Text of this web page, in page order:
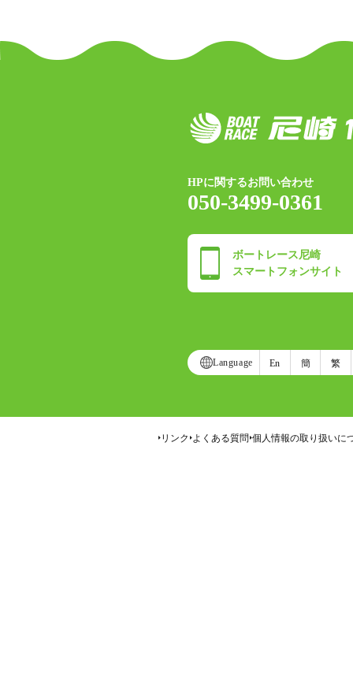
HPに関するお問い合わせ
050-3499-0361
ボートレース尼崎
スマートフォンサイト
Language En 簡 繁
リンク よくある質問 個人情報の取り扱いに